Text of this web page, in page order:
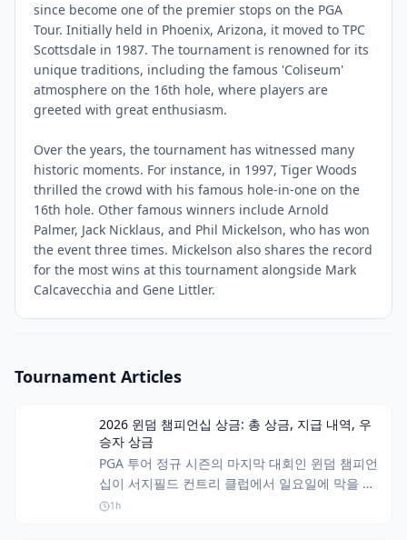
since become one of the premier stops on the PGA
Tour. Initially held in Phoenix, Arizona, it moved to TPC
Scottsdale in 1987. The tournament is renowned for its
unique traditions, including the famous 'Coliseum'
atmosphere on the 16th hole, where players are
greeted with great enthusiasm.
Over the years, the tournament has witnessed many
historic moments. For instance, in 1997, Tiger Woods
thrilled the crowd with his famous hole-in-one on the
16th hole. Other famous winners include Arnold
Palmer, Jack Nicklaus, and Phil Mickelson, who has won
the event three times. Mickelson also shares the record
for the most wins at this tournament alongside Mark
Calcavecchia and Gene Littler.
Tournament Articles
2026 윈덤 챔피언십 상금: 총 상금, 지급 내역, 우
승자 상금
PGA 투어 정규 시즌의 마지막 대회인 윈덤 챔피언
십이 서지필드 컨트리 클럽에서 일요일에 막을 내
리며 페덱스컵 플레이오프의 막을 올립니다. 플레
1h